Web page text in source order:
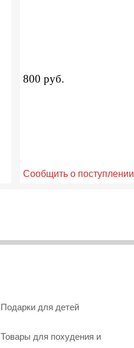
800 руб.
Сообщить о поступлении
Подарки для детей
Товары для похудения и